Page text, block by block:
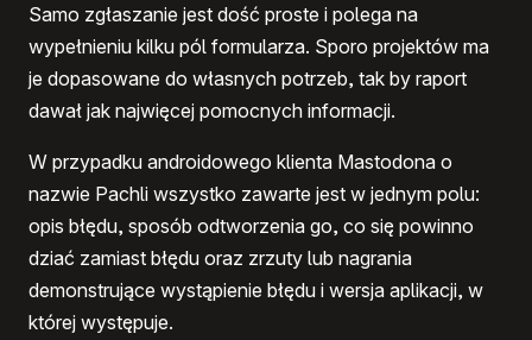
Samo zgłaszanie jest dość proste i polega na
wypełnieniu kilku pól formularza. Sporo projektów ma
je dopasowane do własnych potrzeb, tak by raport
dawał jak najwięcej pomocnych informacji.
W przypadku androidowego klienta Mastodona o
nazwie Pachli wszystko zawarte jest w jednym polu:
opis błędu, sposób odtworzenia go, co się powinno
dziać zamiast błędu oraz zrzuty lub nagrania
demonstrujące wystąpienie błędu i wersja aplikacji, w
której występuje.